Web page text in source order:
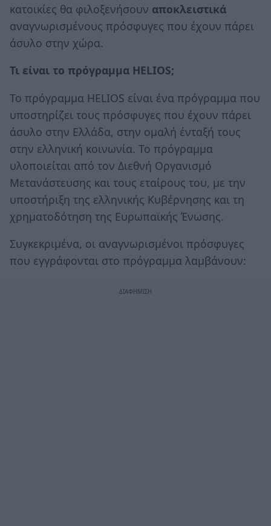
κατοικίες θα φιλοξενήσουν αποκλειστικά
αναγνωρισμένους πρόσφυγες που έχουν πάρει
άσυλο στην χώρα.
Τι είναι το πρόγραμμα HELIOS;
Το πρόγραμμα HELIOS είναι ένα πρόγραμμα που
υποστηρίζει τους πρόσφυγες που έχουν πάρει
άσυλο στην Ελλάδα, στην ομαλή ένταξή τους
στην ελληνική κοινωνία. Το πρόγραμμα
υλοποιείται από τον Διεθνή Οργανισμό
Μετανάστευσης και τους εταίρους του, με την
υποστήριξη της ελληνικής Κυβέρνησης και τη
χρηματοδότηση της Ευρωπαϊκής Ένωσης.
Συγκεκριμένα, οι αναγνωρισμένοι πρόσφυγες
που εγγράφονται στο πρόγραμμα λαμβάνουν: